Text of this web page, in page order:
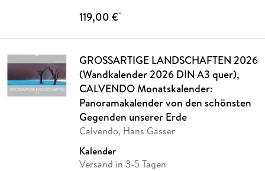
119,00 €*
GROSSARTIGE LANDSCHAFTEN 2026
(Wandkalender 2026 DIN A3 quer),
CALVENDO Monatskalender:
Panoramakalender von den schönsten
Gegenden unserer Erde
Calvendo, Hans Gasser
Kalender
Versand in 3-5 Tagen